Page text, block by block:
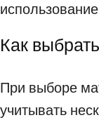
Как
При выборе
учитывать